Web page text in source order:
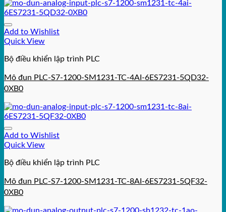
Add to Wishlist
Quick View
Bộ điều khiển lập trình PLC
Mô đun PLC-S7-1200-SM1231-TC-4AI-6ES7231-5QD32-
0XB0
Add to Wishlist
Quick View
Bộ điều khiển lập trình PLC
Mô đun PLC-S7-1200-SM1231-TC-8AI-6ES7231-5QF32-
0XB0